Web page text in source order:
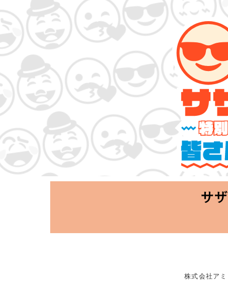
サザンオール
「Keep
2020.06.25
株式会社アミ